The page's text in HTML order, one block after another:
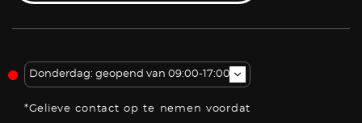
Donderdag: geopend van 09:00-17:00u
*Gelieve contact op te nemen voordat